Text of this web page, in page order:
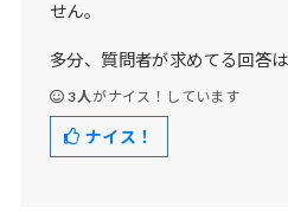
せん。
多分、質問者が求めてる回答
3人がナイス！しています
ナイス！